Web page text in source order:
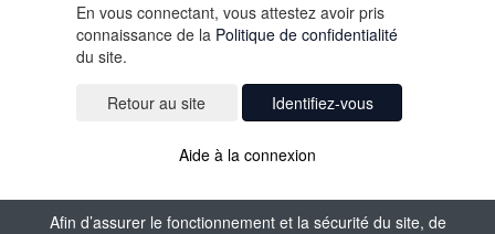
Afin d’assurer le fonctionnement et la sécurité du site, de
En vous connectant, vous attestez avoir pris
connaissance de la Politique de confidentialité
du site.
Identifiez-vous
Aide à la connexion